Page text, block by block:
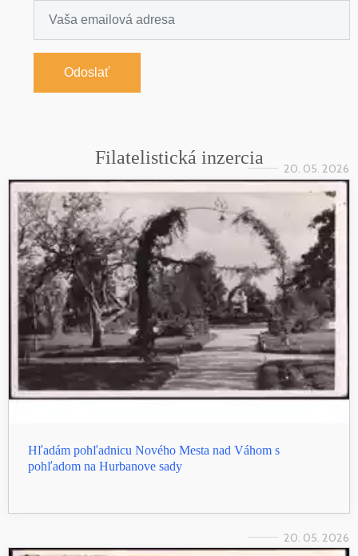
Odoslať
Filatelistická inzercia
20. 05. 2026
Hľadám pohľadnicu Nového Mesta nad Váhom s
pohľadom na Hurbanove sady
20. 05. 2026